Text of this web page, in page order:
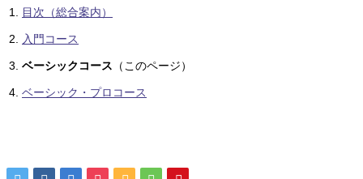
目次（総合案内）
入門コース
ベーシックコース （このページ）
ベーシック・プロコース